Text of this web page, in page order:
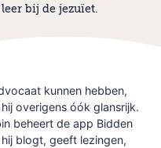
bij de jezuïet.
kunnen hebben,
overigens óók glansrijk.
beheert de app Bidden
blogt, geeft lezingen,